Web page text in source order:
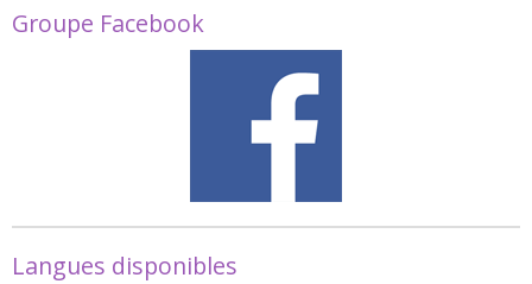
Groupe Facebook
Langues disponibles